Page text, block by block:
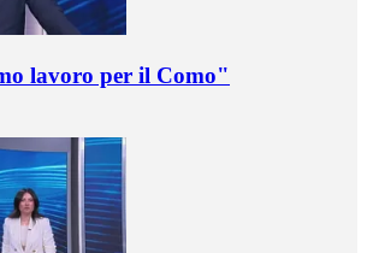
lavoro per il Como"